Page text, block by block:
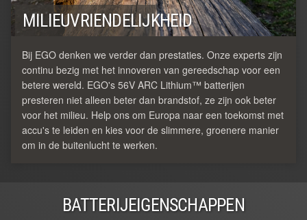
MILIEUVRIENDELIJKHEID
Bij EGO denken we verder dan prestaties. Onze experts zijn
continu bezig met het innoveren van gereedschap voor een
betere wereld. EGO's 56V ARC Lithium™ batterijen
presteren niet alleen beter dan brandstof, ze zijn ook beter
voor het milieu. Help ons om Europa naar een toekomst met
accu's te leiden en kies voor de slimmere, groenere manier
om in de buitenlucht te werken.
BATTERIJEIGENSCHAPPEN